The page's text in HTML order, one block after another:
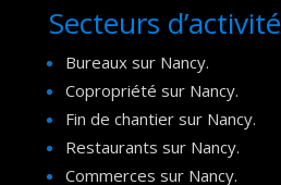
Secteurs d’activité
Bureaux sur Nancy.
Copropriété sur Nancy.
Fin de chantier sur Nancy.
Restaurants sur Nancy.
Commerces sur Nancy.